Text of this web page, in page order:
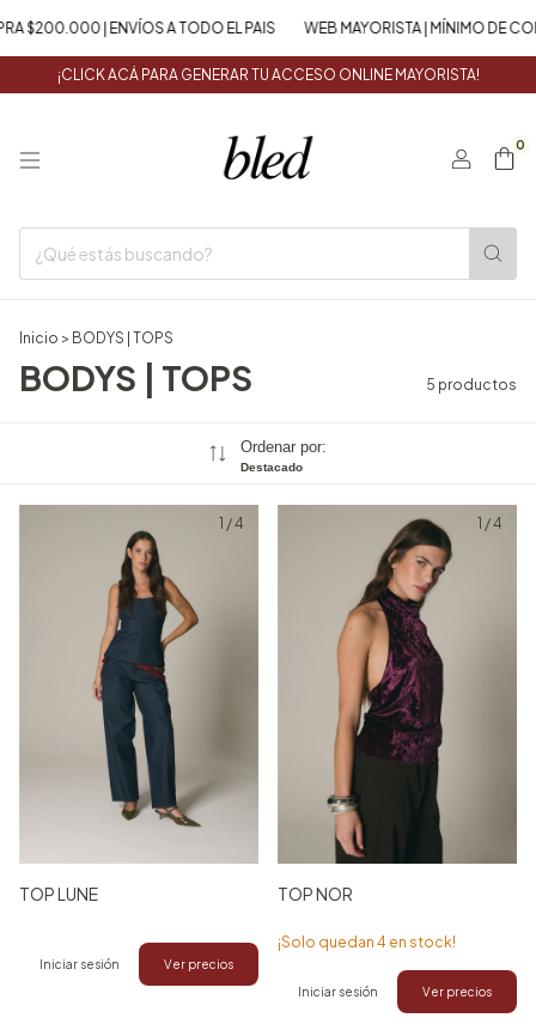
$200.000 | ENVÍOS A TODO EL PAIS WEB MAYORISTA | MÍNIMO DE
¡CLICK ACÁ PARA GENERAR TU ACCESO ONLINE MAYORISTA!
0
Inicio > BODYS | TOPS
BODYS | TOPS 5 productos
Ordenar por:
Destacado
1 /4
TOP LUNE
Iniciar sesión Ver precios
1 /4
TOP NOR
¡Solo quedan 4 en stock!
Iniciar sesión Ver precios